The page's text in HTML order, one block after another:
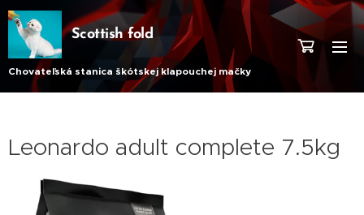
Scottish fold
Chovateľská stanica škótskej klapouchej mačky
Leonardo adult complete 7.5kg